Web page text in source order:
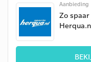
Aanbieding
Zo